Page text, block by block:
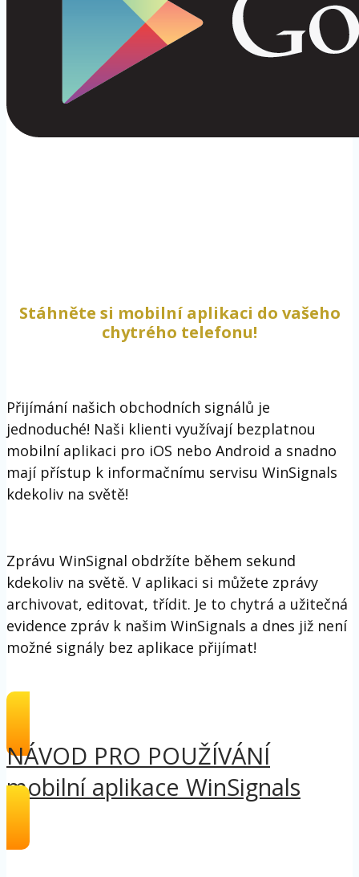
Stáhněte si mobilní aplikaci do vašeho
chytrého telefonu!
Přijímání našich obchodních signálů je
jednoduché! Naši klienti využívají bezplatnou
mobilní aplikaci pro iOS nebo Android a snadno
mají přístup k informačnímu servisu WinSignals
kdekoliv na světě!
Zprávu WinSignal obdržíte během sekund
kdekoliv na světě. V aplikaci si můžete zprávy
archivovat, editovat, třídit. Je to chytrá a užitečná
evidence zpráv k našim WinSignals a dnes již není
možné signály bez aplikace přijímat!
NÁVOD PRO POUŽÍVÁNÍ
mobilní aplikace WinSignals